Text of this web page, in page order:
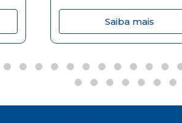
Saiba mais